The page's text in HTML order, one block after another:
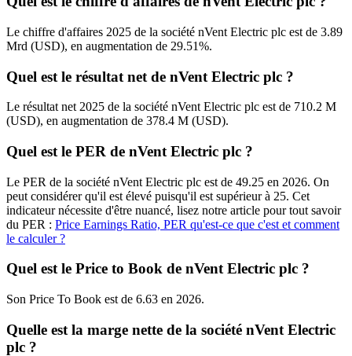
Le chiffre d'affaires 2025 de la société nVent Electric plc est de 3.89
Mrd (USD), en augmentation de 29.51%.
Quel est le résultat net de nVent Electric plc ?
Le résultat net 2025 de la société nVent Electric plc est de 710.2 M
(USD), en augmentation de 378.4 M (USD).
Quel est le PER de nVent Electric plc ?
Le PER de la société nVent Electric plc est de 49.25 en 2026. On
peut considérer qu'il est élevé puisqu'il est supérieur à 25. Cet
indicateur nécessite d'être nuancé, lisez notre article pour tout savoir
du PER : Price Earnings Ratio, PER qu'est-ce que c'est et comment
le calculer ?
Quel est le Price to Book de nVent Electric plc ?
Son Price To Book est de 6.63 en 2026.
Quelle est la marge nette de la société nVent Electric
plc ?